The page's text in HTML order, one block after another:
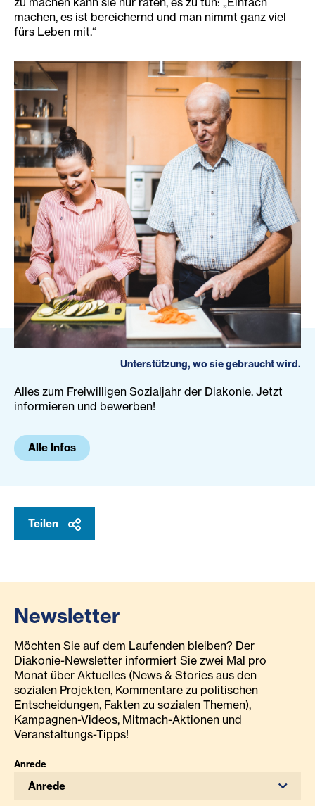
machen, es ist bereichernd und man nimmt ganz viel
fürs Leben mit.“
Unterstützung, wo sie gebraucht wird.
Alles zum Freiwilligen Sozialjahr der Diakonie. Jetzt
informieren und bewerben!
Alle Infos
Teilen
Newsletter
Möchten Sie auf dem Laufenden bleiben? Der
Diakonie-Newsletter informiert Sie zwei Mal pro
Monat über Aktuelles (News & Stories aus den
sozialen Projekten, Kommentare zu politischen
Entscheidungen, Fakten zu sozialen Themen),
Kampagnen-Videos, Mitmach-Aktionen und
Veranstaltungs-Tipps!
Anrede
Anrede